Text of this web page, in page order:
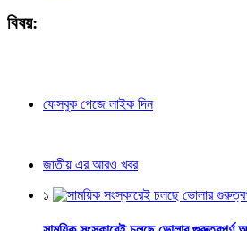
বিষয়:
ফেসবুক পেজে লাইক দিন
জাতীয় এর আরও খবর
১